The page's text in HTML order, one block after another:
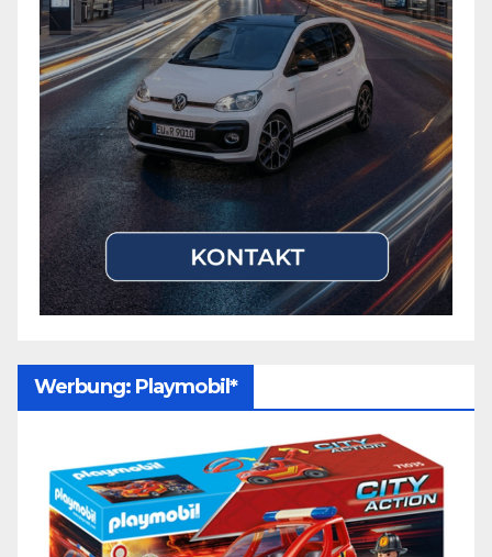
Werbung: Playmobil*